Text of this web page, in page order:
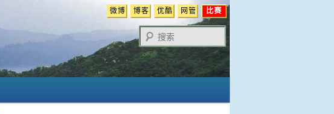
比赛
网管
优酷
博客
微博
索